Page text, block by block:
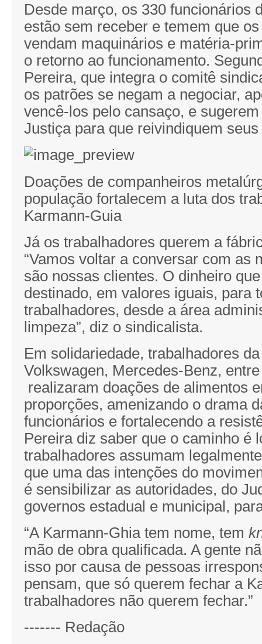
Desde março, os 330 funcionários
estão sem receber e temem que
vendam maquinários e matéria-
o retorno ao funcionamento.
Pereira, que integra o comitê
os patrões se negam a negociar,
vencê-los pelo cansaço, e
Justiça para que reivindiquem
Doações de companheiros
população fortalecem a luta dos
Karmann-Guia
Já os trabalhadores querem a
“Vamos voltar a conversar com as
são nossas clientes. O dinheiro
destinado, em valores iguais, para
trabalhadores, desde a área
limpeza”, diz o sindicalista.
Em solidariedade, trabalhadores
Volkswagen, Mercedes-Benz,
realizaram doações de alimentos
proporções, amenizando o drama
funcionários e fortalecendo a
Pereira diz saber que o caminho é
trabalhadores assumam
que uma das intenções do
é sensibilizar as autoridades, do
governos estadual e municipal,
“A Karmann-Ghia tem nome, tem
mão de obra qualificada. A gente
isso por causa de pessoas
pensam, que só querem fechar a
trabalhadores não querem fechar.”
------- Redação